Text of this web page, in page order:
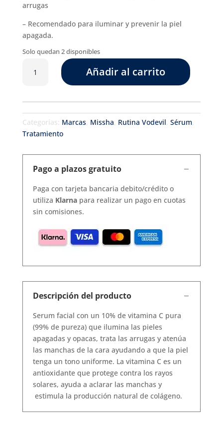
arrugas
– Recomendado para iluminar y prevenir la piel
apagada.
Solo quedan 2 disponibles
&
firming
cantidad
Añadir al carrito
Categorías: Marcas, Missha, Rutina Vodevil, Sérum,
Tratamiento
Pago a plazos gratuito
Paga con tarjeta bancaria debito/crédito o
utiliza Klarnapara realizar un pago en cuotas
sin comisiones.
Descripción del producto
Serum facial con un 10% de vitamina C pura
(99% de pureza) que ilumina las pieles
apagadas y opacas, trata las arrugas y atenúa
las manchas de la cara ayudando a que la piel
tenga un tono uniforme. La vitamina C es un
antioxidante que protege contra los rayos
solares, ayuda a aclarar las manchas y
estimula la producción natural de colágeno.